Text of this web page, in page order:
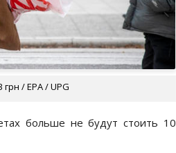
/ EPA / UPG
больше не будут стоить 10